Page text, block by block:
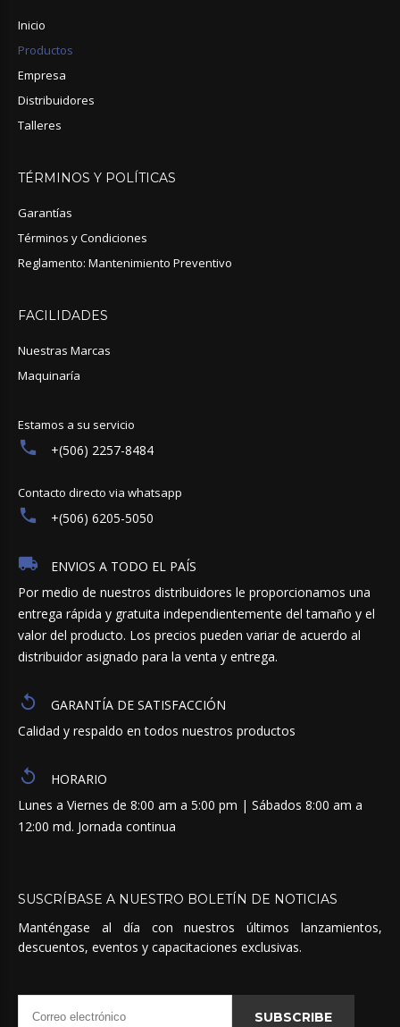
Inicio
Productos
Empresa
Distribuidores
Talleres
TÉRMINOS Y POLÍTICAS
Garantías
Términos y Condiciones
Reglamento: Mantenimiento Preventivo
FACILIDADES
Nuestras Marcas
Maquinaría
Estamos a su servicio
+(506) 2257-8484
Contacto directo via whatsapp
+(506) 6205-5050
ENVIOS A TODO EL PAÍS
Por medio de nuestros distribuidores le proporcionamos una
entrega rápida y gratuita independientemente del tamaño y el
valor del producto. Los precios pueden variar de acuerdo al
distribuidor asignado para la venta y entrega.
GARANTÍA DE SATISFACCIÓN
Calidad y respaldo en todos nuestros productos
HORARIO
Lunes a Viernes de 8:00 am a 5:00 pm | Sábados 8:00 am a
12:00 md. Jornada continua
SUSCRÍBASE A NUESTRO BOLETÍN DE NOTICIAS
Manténgase al día con nuestros últimos lanzamientos,
descuentos, eventos y capacitaciones exclusivas.
SUBSCRIBE